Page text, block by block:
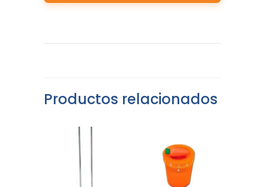
Productos relacionados